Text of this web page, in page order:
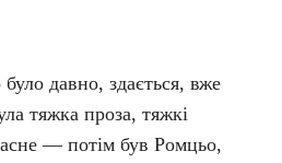
давно, здається, вже
тяжка проза, тяжкі
— потім був Ромцьо,